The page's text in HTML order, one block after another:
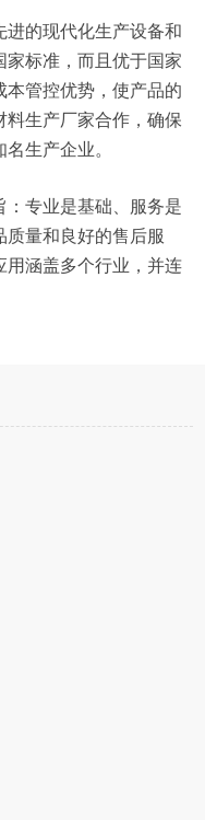
进的现代化生产设备和
家标准，而且优于国家
本管控优势，使产品的
料生产厂家合作，确保
生产企业。
：专业是基础、服务是
量和良好的售后服
用涵盖多个行业，并连